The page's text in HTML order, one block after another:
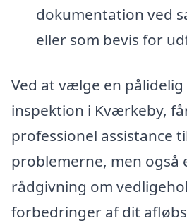
dokumentation ved
eller som bevis for
Ved at vælge en pålidelig
inspektion i Kværkeby,
professionel assistance
problemerne, men også
rådgivning om
forbedringer af dit